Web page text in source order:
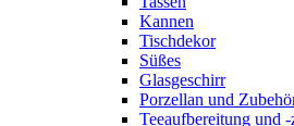
Kannen
Tischdekor
Süßes
Glasgeschirr
Porzellan und
Teeaufbereitung und